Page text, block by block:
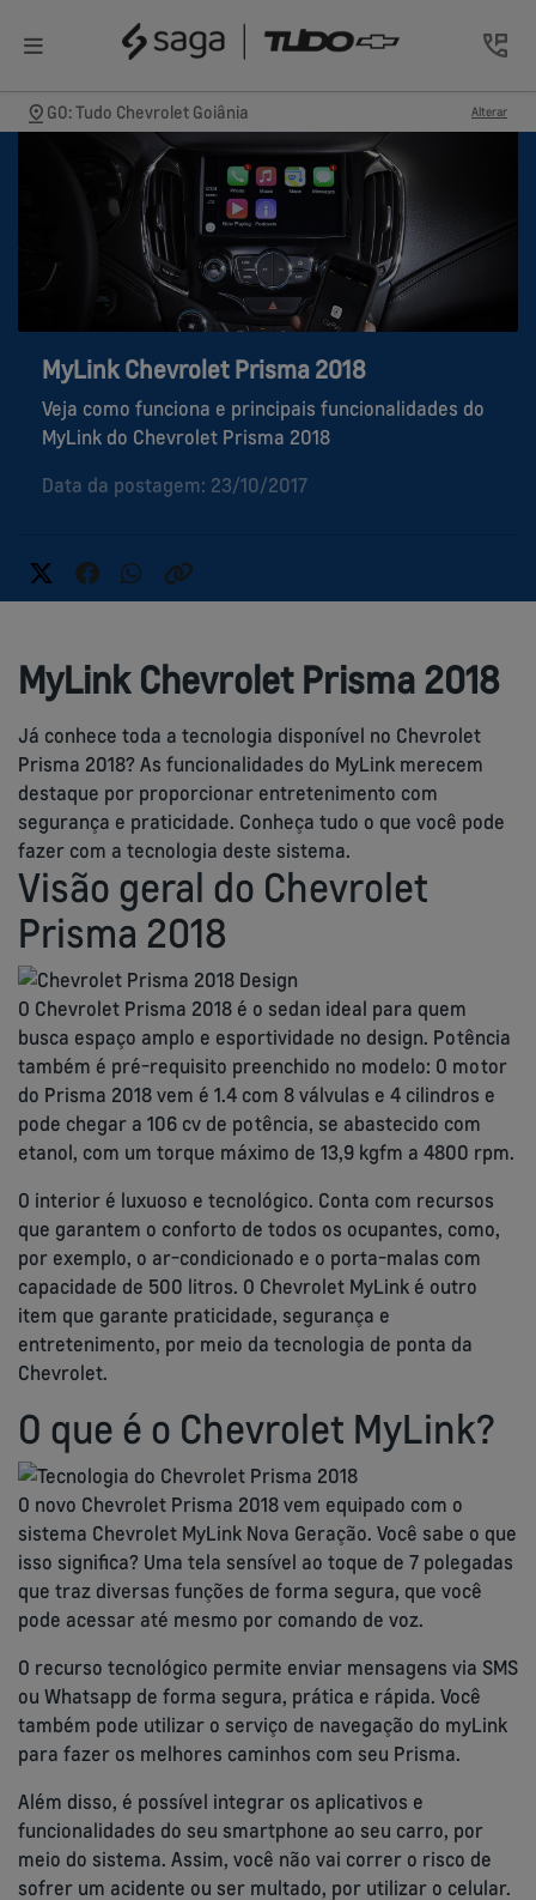
GO: Tudo Chevrolet Goiânia Alterar
MyLink Chevrolet Prisma 2018
Veja como funciona e principais funcionalidades do
MyLink do Chevrolet Prisma 2018
Data da postagem: 23/10/2017
MyLink Chevrolet Prisma 2018
Já conhece toda a tecnologia disponível no Chevrolet
Prisma 2018? As funcionalidades do MyLink merecem
destaque por proporcionar entretenimento com
segurança e praticidade. Conheça tudo o que você pode
fazer com a tecnologia deste sistema.
Visão geral do Chevrolet
Prisma 2018
O Chevrolet Prisma 2018 é o sedan ideal para quem
busca espaço amplo e esportividade no design. Potência
também é pré-requisito preenchido no modelo: O motor
do Prisma 2018 vem é 1.4 com 8 válvulas e 4 cilindros e
pode chegar a 106 cv de potência, se abastecido com
etanol, com um torque máximo de 13,9 kgfm a 4800 rpm.
O interior é luxuoso e tecnológico. Conta com recursos
que garantem o conforto de todos os ocupantes, como,
por exemplo, o ar-condicionado e o porta-malas com
capacidade de 500 litros. O Chevrolet MyLink é outro
item que garante praticidade, segurança e
entretenimento, por meio da tecnologia de ponta da
Chevrolet.
O que é o Chevrolet MyLink?
O novo Chevrolet Prisma 2018 vem equipado com o
sistema Chevrolet MyLink Nova Geração. Você sabe o que
isso significa? Uma tela sensível ao toque de 7 polegadas
que traz diversas funções de forma segura, que você
pode acessar até mesmo por comando de voz.
O recurso tecnológico permite enviar mensagens via SMS
ou Whatsapp de forma segura, prática e rápida. Você
também pode utilizar o serviço de navegação do myLink
para fazer os melhores caminhos com seu Prisma.
Além disso, é possível integrar os aplicativos e
funcionalidades do seu smartphone ao seu carro, por
meio do sistema. Assim, você não vai correr o risco de
sofrer um acidente ou ser multado, por utilizar o celular.